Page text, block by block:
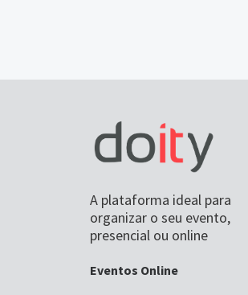
A plataforma ideal para
organizar o seu evento,
presencial ou online
Eventos Online